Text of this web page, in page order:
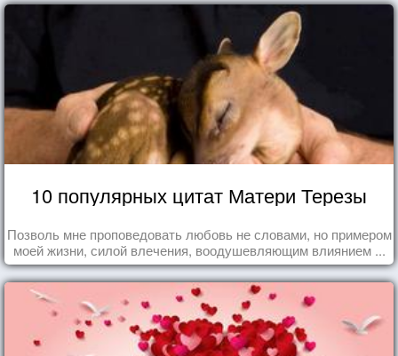
10 популярных цитат Матери Терезы
Позволь мне проповедовать любовь не словами, но примером
моей жизни, силой влечения, воодушевляющим влиянием ...